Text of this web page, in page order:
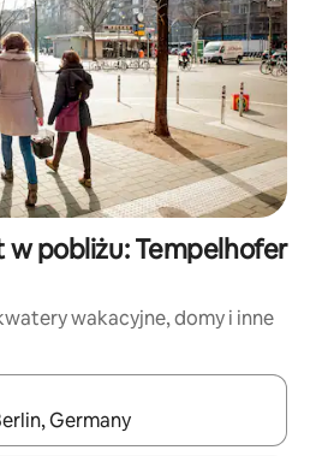
w pobliżu: Tempelhofer
wakacyjne, domy i inne
możesz poruszać się po nich za